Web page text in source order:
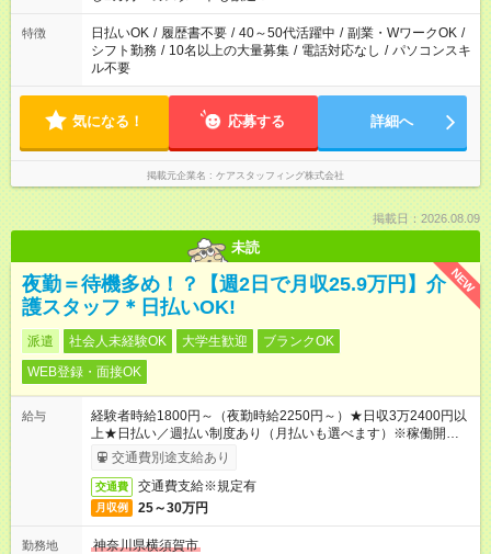
特徴 日払いOK / 履歴書不要 / 40～50代活躍中 / 副業・WワークOK /
シフト勤務 / 10名以上の大量募集 / 電話対応なし / パソコンスキ
ル不要
気になる！ 応募する 詳細へ
掲載元企業名 ケアスタッフィング株式会社
掲載日：2026.08.09
未読
NEW
夜勤＝待機多め！？【週2日で月収25.9万円】介
護スタッフ＊日払いOK!
派遣 社会人未経験OK 大学生歓迎
ブランクOK
WEB登録・面接OK
給与
経験者時給1800円～（夜勤時給2250円～）★日収3万2400円以
上★日払い／週払い制度あり（月払いも選べます）※稼働開始時
は手続き完了次第のお支払いとなります。
交通費別途支給あり
交通費 交通費支給※規定有
月収例 25～30万円
勤務地
神奈川県横須賀市